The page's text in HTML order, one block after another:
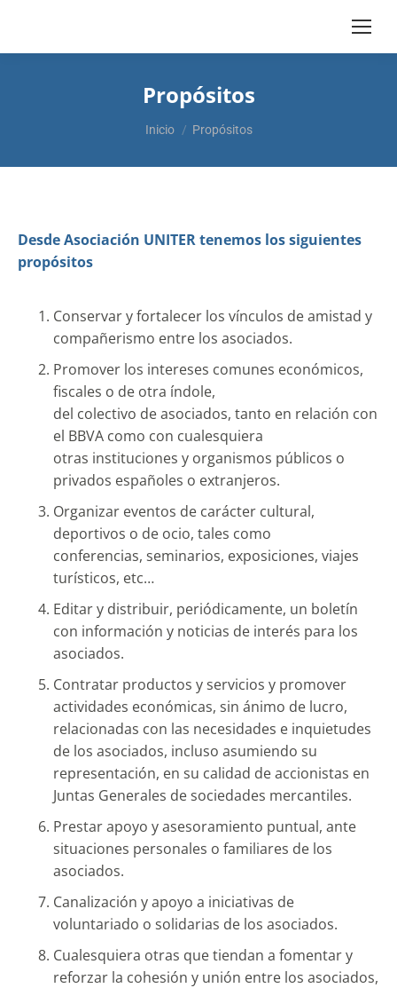
Propósitos
Estás aquí:
Inicio Propósitos
Desde Asociación UNITER tenemos los siguientes
propósitos
Conservar y fortalecer los vínculos de amistad y
compañerismo entre los asociados.
Promover los intereses comunes económicos,
fiscales o de otra índole,
del colectivo de asociados, tanto en relación con
el BBVA como con cualesquiera
otras instituciones y organismos públicos o
privados españoles o extranjeros.
Organizar eventos de carácter cultural,
deportivos o de ocio, tales como
conferencias, seminarios, exposiciones, viajes
turísticos, etc…
Editar y distribuir, periódicamente, un boletín
con información y noticias de interés para los
asociados.
Contratar productos y servicios y promover
actividades económicas, sin ánimo de lucro,
relacionadas con las necesidades e inquietudes
de los asociados, incluso asumiendo su
representación, en su calidad de accionistas en
Juntas Generales de sociedades mercantiles.
Prestar apoyo y asesoramiento puntual, ante
situaciones personales o familiares de los
asociados.
Canalización y apoyo a iniciativas de
voluntariado o solidarias de los asociados.
Cualesquiera otras que tiendan a fomentar y
reforzar la cohesión y unión entre los asociados,